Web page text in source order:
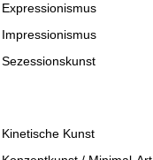
Expressionismus
Impressionismus
Sezessionskunst
Kinetische Kunst